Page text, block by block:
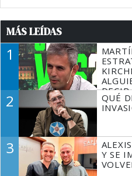
MÁS LEÍDAS
1
TIENE
2
QUÉ
3
Y SE